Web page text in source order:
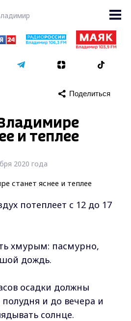
Поделиться
и теплее
2020 года
потеплеет с 12 до 17
хмурым: пасмурно,
дождь.
осадки должны
полудня и до вечера и
солнце.